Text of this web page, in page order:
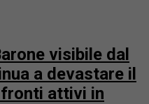
visibile dal
a devastare il
attivi in